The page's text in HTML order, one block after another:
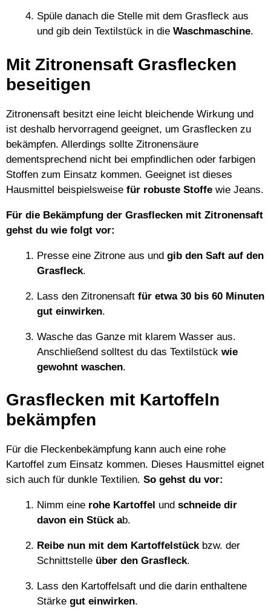
Spüle danach die Stelle mit dem Grasfleck aus
und gib dein Textilstück in die Waschmaschine.
Mit Zitronensaft Grasflecken
beseitigen
Zitronensaft besitzt eine leicht bleichende Wirkung und
ist deshalb hervorragend geeignet, um Grasflecken zu
bekämpfen. Allerdings sollte Zitronensäure
dementsprechend nicht bei empfindlichen oder farbigen
Stoffen zum Einsatz kommen. Geeignet ist dieses
Hausmittel beispielsweise für robuste Stoffe wie Jeans.
Für die Bekämpfung der Grasflecken mit Zitronensaft
gehst du wie folgt vor:
Presse eine Zitrone aus und gib den Saft auf den
Grasfleck.
Lass den Zitronensaft für etwa 30 bis 60 Minuten
gut einwirken.
Wasche das Ganze mit klarem Wasser aus.
Anschließend solltest du das Textilstück wie
gewohnt waschen.
Grasflecken mit Kartoffeln
bekämpfen
Für die Fleckenbekämpfung kann auch eine rohe
Kartoffel zum Einsatz kommen. Dieses Hausmittel eignet
sich auch für dunkle Textilien. So gehst du vor:
Nimm eine rohe Kartoffel und schneide dir
davon ein Stück ab.
Reibe nun mit dem Kartoffelstückbzw. der
Schnittstelle über den Grasfleck.
Lass den Kartoffelsaft und die darin enthaltene
Stärke gut einwirken.